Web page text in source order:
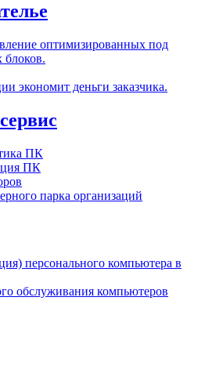
оптимизированных под
блоков.
экономит деньги заказчика.
ПК
ПК
парка организаций
персонального компьютера в
обслуживания компьютеров